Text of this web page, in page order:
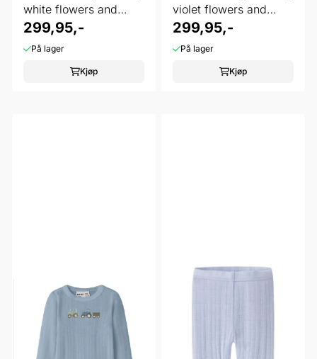
white flowers and
leafs
299,95,-
På lager
Kjøp
violet flowers and
leafs
299,95,-
På lager
Kjøp